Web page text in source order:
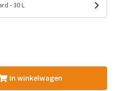
- 30 L
In winkelwagen